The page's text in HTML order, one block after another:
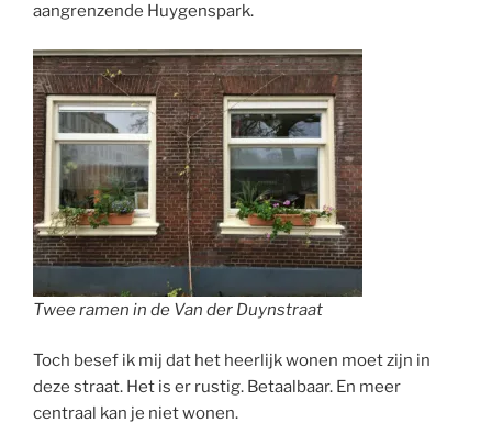
aangrenzende Huygenspark.
Twee ramen in de Van der Duynstraat
Toch besef ik mij dat het heerlijk wonen moet zijn in
deze straat. Het is er rustig. Betaalbaar. En meer
centraal kan je niet wonen.